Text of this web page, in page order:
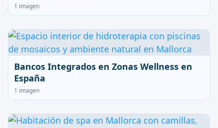
1 imagen
Bancos Integrados en Zonas Wellness en
España
1 imagen